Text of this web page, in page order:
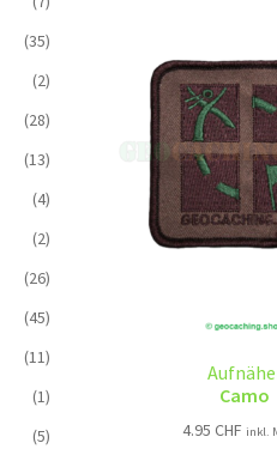
Camo
4.95CHF inkl.
(35)
(2)
(28)
(13)
(4)
(2)
(26)
(45)
(11)
(1)
(5)